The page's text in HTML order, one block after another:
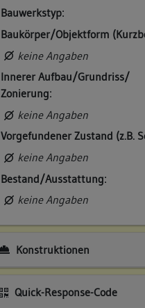
Bauwerkstyp:
Baukörper/Objektform
keine Angaben
Innerer Aufbau/Grundriss/
Zonierung:
keine Angaben
Vorgefundener Zustand (z.B.
keine Angaben
Bestand/Ausstattung:
keine Angaben
Konstruktionen
Quick-Response-Code